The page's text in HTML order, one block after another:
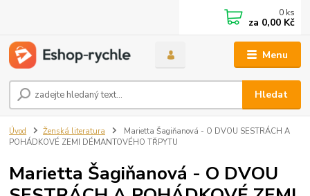
Menu
Hledat
0 ks
za 0,00 Kč
Úvod Ženská literatura
Marietta Šagiňanová - O DVOU SESTRÁCH A
POHÁDKOVÉ ZEMI DÉMANTOVÉHO TŘPYTU
Marietta Šagiňanová - O DVOU